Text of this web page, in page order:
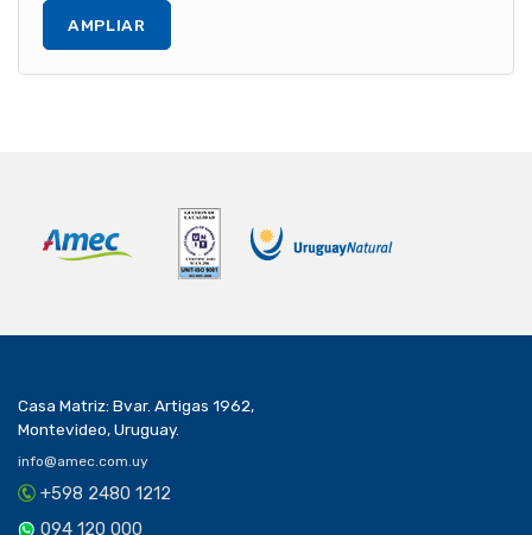
AMPLIAR
Casa Matriz: Bvar. Artigas 1962,
Montevideo, Uruguay.
info@amec.com.uy
+598 2480 1212
094 120 000